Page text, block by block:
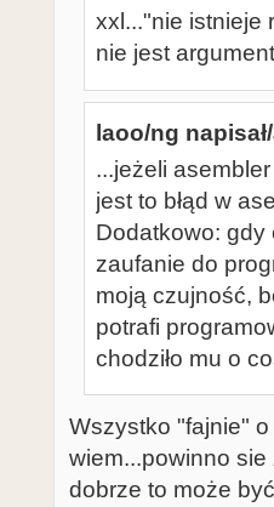
xxl..."nie istnieje
nie jest
laoo/ng
...jeżeli
jest to błąd w
Dodatkowo: gdy
zaufanie do
moją czujność,
potrafi
chodziło mu o
Wszystko "fajnie"
wiem...powinno
dobrze to może